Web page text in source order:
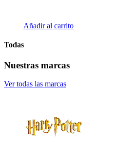
Añadir al carrito
Todas
Nuestras marcas
Ver todas las marcas